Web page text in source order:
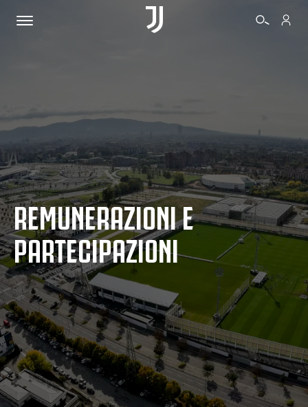
BIGLIETTI
SHOP
BIANCONERI
VIDEO
ALTRO
REMUNERAZIONI E
PARTECIPAZIONI